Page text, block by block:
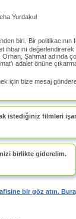
Yurdakul
biri.
Bir
Şahmat adında
adalet önüne
için bize mesaj
istediğiniz filmleri
birlikte giderelim.
bir göz atın.